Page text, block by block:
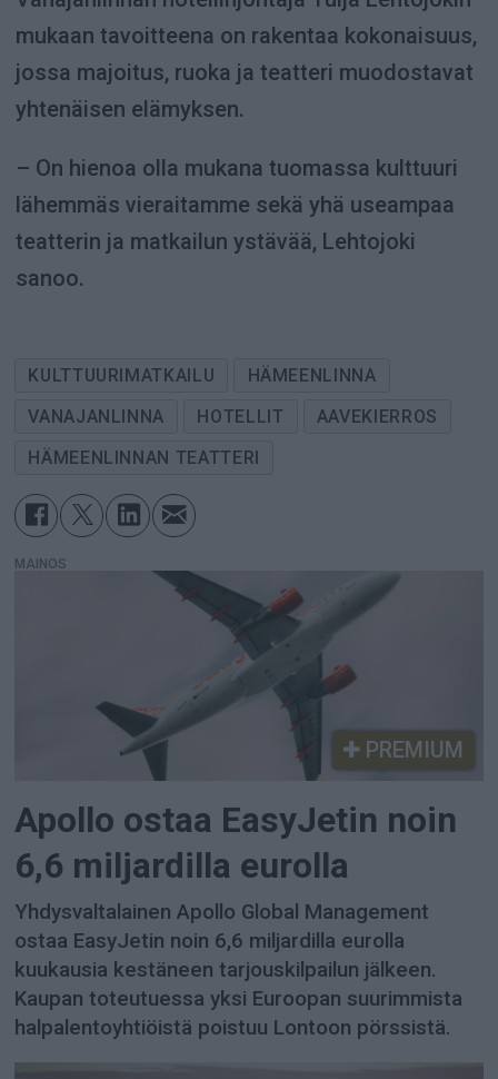
mukaan tavoitteena on rakentaa kokonaisuus,
jossa majoitus, ruoka ja teatteri muodostavat
yhtenäisen elämyksen.
– On hienoa olla mukana tuomassa kulttuuri
lähemmäs vieraitamme sekä yhä useampaa
teatterin ja matkailun ystävää, Lehtojoki
sanoo.
KULTTUURIMATKAILU
HÄMEENLINNA
VANAJANLINNA
HOTELLIT
AAVEKIERROS
HÄMEENLINNAN TEATTERI
MAINOS
PREMIUM
Apollo ostaa EasyJetin noin
6,6 miljardilla eurolla
Yhdysvaltalainen Apollo Global Management
ostaa EasyJetin noin 6,6 miljardilla eurolla
kuukausia kestäneen tarjouskilpailun jälkeen.
Kaupan toteutuessa yksi Euroopan suurimmista
halpalentoyhtiöistä poistuu Lontoon pörssistä.